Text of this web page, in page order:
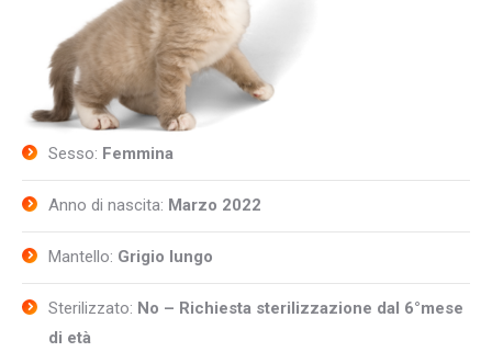
Sesso: Femmina
Anno di nascita: Marzo 2022
Mantello: Grigio lungo
Sterilizzato: No – Richiesta sterilizzazione dal 6°mese
di età